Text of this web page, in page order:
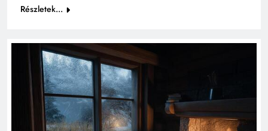
Részletek...